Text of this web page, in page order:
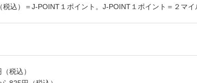
税込）＝J-POINT１ポイント。J-POINT１ポイント＝２マイ
税込）